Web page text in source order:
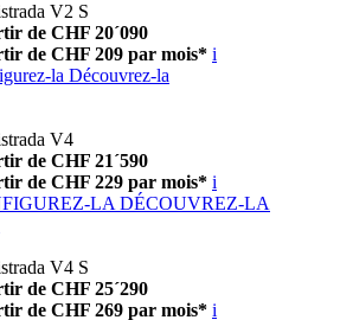
V2 S
de CHF 20´090
de CHF 209 par mois* i
la Découvrez-la
V4
de CHF 21´590
de CHF 229 par mois* i
LA DÉCOUVREZ-LA
V4 S
de CHF 25´290
de CHF 269 par mois* i